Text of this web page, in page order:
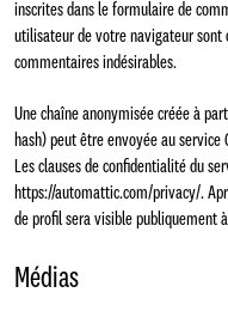
inscrites dans le formulaire de
utilisateur de votre navigateur sont
commentaires indésirables.
Une chaîne anonymisée créée à
hash) peut être envoyée au
Les clauses de confidentialité du
https://automattic.com/privacy/.
de profil sera visible publiquement
Médias